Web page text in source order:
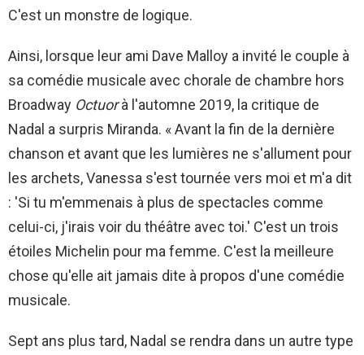
C'est un monstre de logique.
Ainsi, lorsque leur ami Dave Malloy a invité le couple à
sa comédie musicale avec chorale de chambre hors
Broadway Octuorà l'automne 2019, la critique de
Nadal a surpris Miranda. « Avant la fin de la dernière
chanson et avant que les lumières ne s'allument pour
les archets, Vanessa s'est tournée vers moi et m'a dit
: 'Si tu m'emmenais à plus de spectacles comme
celui-ci, j'irais voir du théâtre avec toi.' C'est un trois
étoiles Michelin pour ma femme. C'est la meilleure
chose qu'elle ait jamais dite à propos d'une comédie
musicale.
Sept ans plus tard, Nadal se rendra dans un autre type